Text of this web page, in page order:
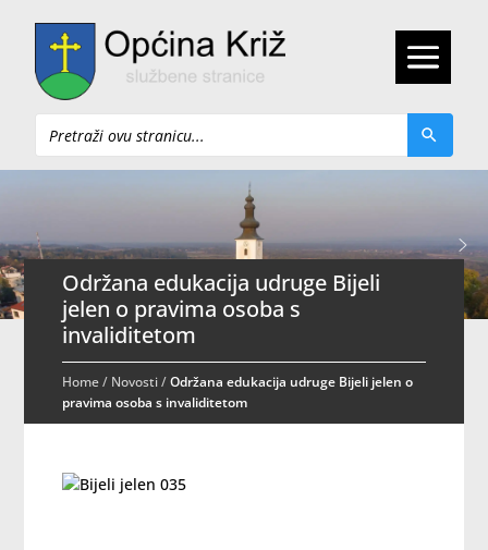
Pretraži
Održana edukacija udruge Bijeli
jelen o pravima osoba s
invaliditetom
Home/ Novosti/Održana edukacija udruge Bijeli jelen o
pravima osoba s invaliditetom